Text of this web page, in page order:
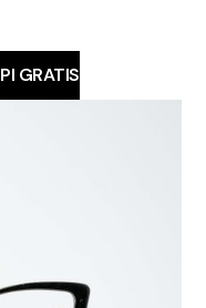
GRATIS